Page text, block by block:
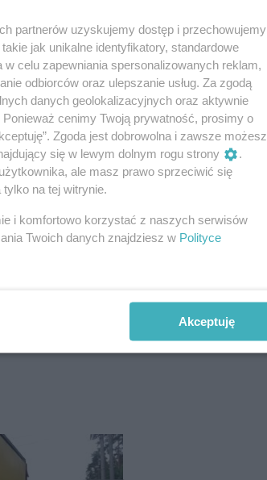
na Międzyodrzu
w grudniu br.
partnerów uzyskujemy dostęp i przechowujemy
jak unikalne identyfikatory, standardowe
celu zapewniania spersonalizowanych reklam,
odbiorców oraz ulepszanie usług. Za zgodą
danych geolokalizacyjnych oraz aktywnie
cenimy Twoją prywatność, prosimy o
Zgoda jest dobrowolna i zawsze możesz
się w lewym dolnym rogu strony
.
ale masz prawo sprzeciwić się
na tej witrynie.
i komfortowo korzystać z naszych serwisów
Twoich danych znajdziesz w Polityce
Akceptuję